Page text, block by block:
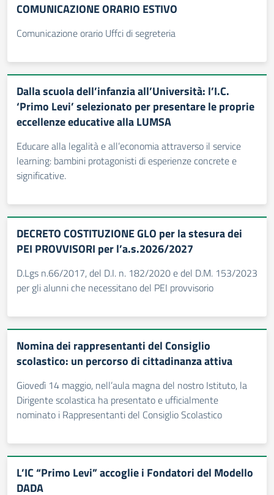
COMUNICAZIONE ORARIO ESTIVO
Comunicazione orario Uffci di segreteria
Dalla scuola dell’infanzia all’Università: l’I.C.
‘Primo Levi’ selezionato per presentare le proprie
eccellenze educative alla LUMSA
Educare alla legalità e all’economia attraverso il service
learning: bambini protagonisti di esperienze concrete e
significative.
DECRETO COSTITUZIONE GLO per la stesura dei
PEI PROVVISORI per l’a.s.2026/2027
D.Lgs n.66/2017, del D.I. n. 182/2020 e del D.M. 153/2023
per gli alunni che necessitano del PEI provvisorio
Nomina dei rappresentanti del Consiglio
scolastico: un percorso di cittadinanza attiva
Giovedì 14 maggio, nell’aula magna del nostro Istituto, la
Dirigente scolastica ha presentato e ufficialmente
nominato i Rappresentanti del Consiglio Scolastico
L’IC “Primo Levi” accoglie i Fondatori del Modello
DADA